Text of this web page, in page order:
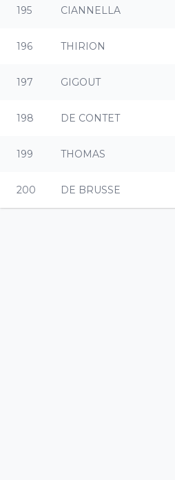
195 CIANNELLA
196 THIRION
197 GIGOUT
198 DE CONTET
199 THOMAS
200 DE BRUSSE